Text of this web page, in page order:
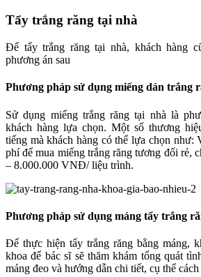
Tẩy trắng răng tại nhà
Để tẩy trắng răng tại nhà, khách hàng
phương án sau
Phương pháp sử dụng miếng dán trắng
Sử dụng miếng trắng răng tại nhà là
khách hàng lựa chọn. Một số thương
tiếng mà khách hàng có thể lựa chọn
phí để mua miếng trắng răng tương đối rẻ,
– 8.000.000 VNĐ/ liệu trình.
Phương pháp sử dụng máng tẩy trắng
Để thực hiện tẩy trắng răng bằng máng,
khoa để bác sĩ sẽ thăm khám tổng quát
máng đeo và hướng dẫn chi tiết, cụ thể